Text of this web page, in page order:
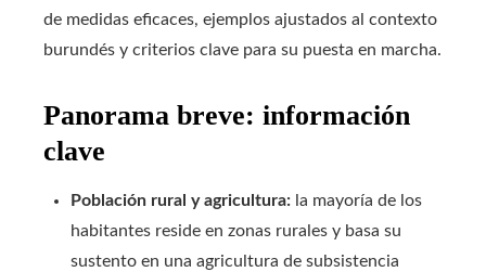
de medidas eficaces, ejemplos ajustados al contexto
burundés y criterios clave para su puesta en marcha.
Panorama breve: información
clave
Población rural y agricultura: la mayoría de los
habitantes reside en zonas rurales y basa su
sustento en una agricultura de subsistencia